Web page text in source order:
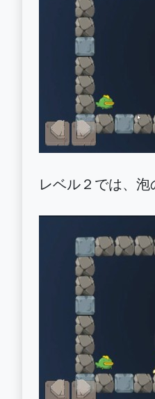
レベル２では、